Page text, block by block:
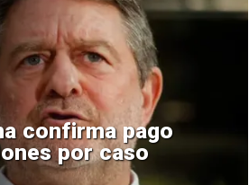
confirma pago
por caso